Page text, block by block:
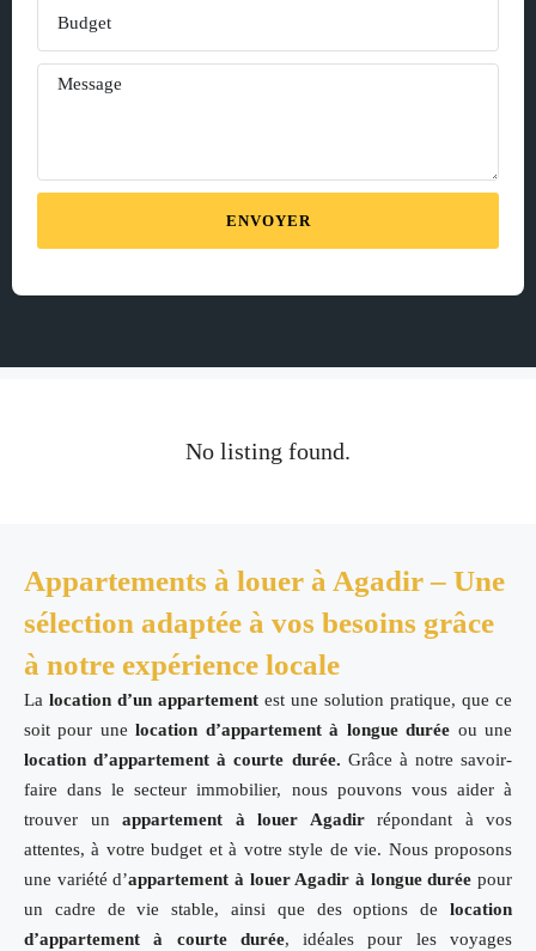
ENVOYER
No listing found.
Appartements à louer à Agadir – Une
sélection adaptée à vos besoins grâce
à notre expérience locale
La location d’un appartement est une solution pratique, que ce
soit pour unelocation d’appartement à longue durée ou une
location d’appartement à courte durée. Grâce à notre savoir-
faire dans le secteur immobilier, nous pouvons vous aider à
trouver un appartement à louer Agadirrépondant à vos
attentes, à votre budget et à votre style de vie. Nous proposons
une variété d’appartement à louer Agadir à longue duréepour
un cadre de vie stable, ainsi que des options de location
d’appartement
à courte durée, idéales pour les voyages